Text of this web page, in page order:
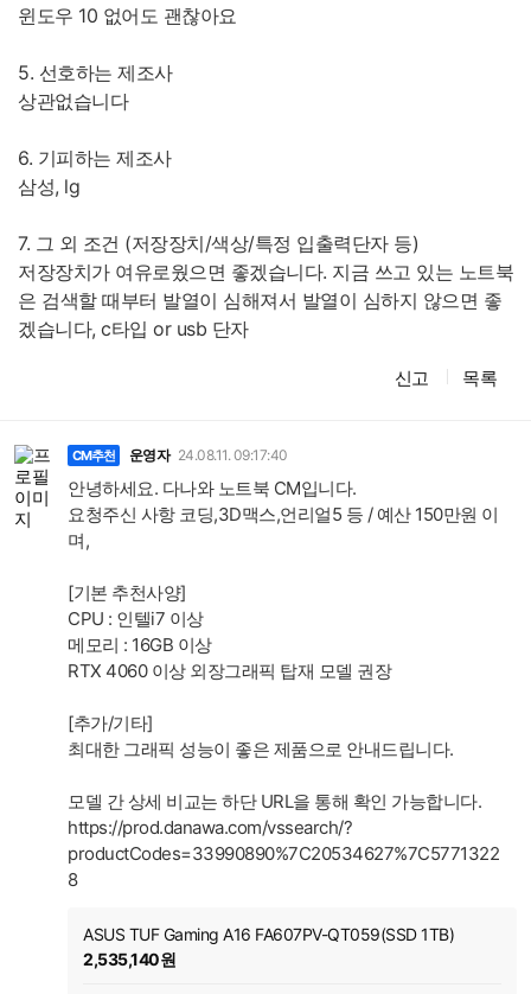
윈도우 10 없어도 괜찮아요
5. 선호하는 제조사
상관없습니다
6. 기피하는 제조사
삼성, lg
7. 그 외 조건 (저장장치/색상/특정 입출력단자 등)
저장장치가 여유로웠으면 좋겠습니다. 지금 쓰고 있는 노트북
은 검색할 때부터 발열이 심해져서 발열이 심하지 않으면 좋
겠습니다, c타입 or usb 단자
신고 목록
글
CM추천 운영자 24.08.11. 09:17:40
안녕하세요. 다나와 노트북 CM입니다.
요청주신 사항 코딩,3D맥스,언리얼5 등 / 예산 150만원 이
며,
[기본 추천사양]
CPU : 인텔i7 이상
메모리 : 16GB 이상
RTX 4060 이상 외장그래픽 탑재 모델 권장
[추가/기타]
최대한 그래픽 성능이 좋은 제품으로 안내드립니다.
모델 간 상세 비교는 하단 URL을 통해 확인 가능합니다.
https://prod.danawa.com/vssearch/?
productCodes=33990890%7C20534627%7C5771322
8
ASUS TUF Gaming A16 FA607PV-QT059(SSD 1TB)
2,535,140원